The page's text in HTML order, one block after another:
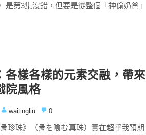
是第3集沒錯，但要是從整個「神偷奶爸」
各樣各樣的元素交融，帶來
院風格
waitingliu 0
珍珠》（骨を喰む真珠）實在超乎我預期